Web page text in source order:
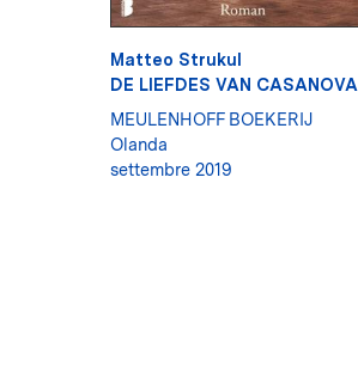
Matteo Strukul
DE LIEFDES VAN CASANOVA
MEULENHOFF BOEKERIJ
Olanda
settembre 2019